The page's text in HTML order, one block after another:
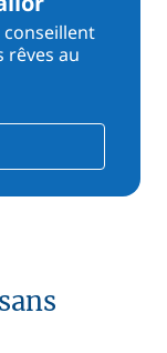
conseillent
rêves au